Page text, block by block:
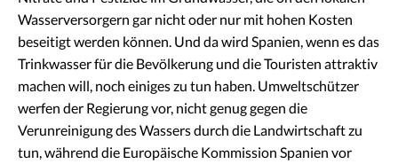
Wasserversorgern gar nicht oder nur mit hohen Kosten
beseitigt werden können. Und da wird Spanien, wenn es das
Trinkwasser für die Bevölkerung und die Touristen attraktiv
machen will, noch einiges zu tun haben. Umweltschützer
werfen der Regierung vor, nicht genug gegen die
Verunreinigung des Wassers durch die Landwirtschaft zu
tun, während die Europäische Kommission Spanien vor